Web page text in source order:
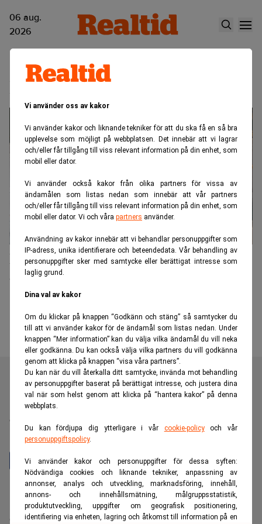
Vi använder oss av kakor
Vi använder kakor och liknande tekniker för att du ska få en så bra
upplevelse som möjligt på webbplatsen. Det innebär att vi lagrar
och/eller får tillgång till viss relevant information på din enhet, som
mobil eller dator.
Vi använder också kakor från olika partners för vissa av
ändamålen som listas nedan som innebär att vår partners
och/eller får tillgång till viss relevant information på din enhet, som
mobil eller dator. Vi och våra partners använder.
Användning av kakor innebär att vi behandlar personuppgifter som
IP-adress, unika identifierare och beteendedata. Vår behandling av
personuppgifter sker med samtycke eller berättigat intresse som
laglig grund.
Dina val av kakor
Om du klickar på knappen “Godkänn och stäng” så samtycker du
till att vi använder kakor för de ändamål som listas nedan. Under
knappen “Mer information” kan du välja vilka ändamål du vill neka
eller godkänna. Du kan också välja vilka partners du vill godkänna
genom att klicka på knappen “visa våra partners”.
Du kan när du vill återkalla ditt samtycke, invända mot behandling
av personuppgifter baserat på berättigat intresse, och justera dina
val när som helst genom att klicka på “hantera kakor” på denna
webbplats.
Du kan fördjupa dig ytterligare i vår cookie-policyoch vår
personuppgiftspolicy.
Vi använder kakor och personuppgifter för dessa syften:
Nödvändiga cookies och liknande tekniker, anpassning av
annonser, analys och utveckling, marknadsföring, innehåll,
annons- och innehållsmätning, målgruppsstatistik,
produktutveckling, uppgifter om geografisk positionering,
identifiering via enheten, lagring och åtkomst till information på en
06 aug.
2026
Niklas Storåkers
Hedvig tar in 333 miljoner – Storåkers
och Wolf tar plats i styrelsen
Realtid är en oberoende och kostnadsfri nyhetskanal för
dig som vill fördjupa dig inom finans- och
näringslivsnyheter.
Hantera prenumeration
Integritetspolicy för personuppgifter
Cookiepolicy